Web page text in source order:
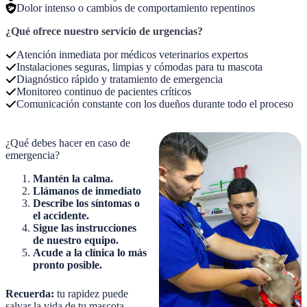
Dolor intenso o cambios de comportamiento repentinos
¿Qué ofrece nuestro servicio de urgencias?
Atención inmediata por médicos veterinarios expertos
Instalaciones seguras, limpias y cómodas para tu mascota
Diagnóstico rápido y tratamiento de emergencia
Monitoreo continuo de pacientes críticos
Comunicación constante con los dueños durante todo el proceso
¿Qué debes hacer en caso de
emergencia?
Mantén la calma.
Llámanos de inmediato
Describe los síntomas o
el accidente.
Sigue las instrucciones
de nuestro equipo.
Acude a la clínica lo más
pronto posible.
Recuerda: tu rapidez puede